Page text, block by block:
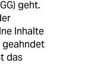
geht.
Inhalte
das